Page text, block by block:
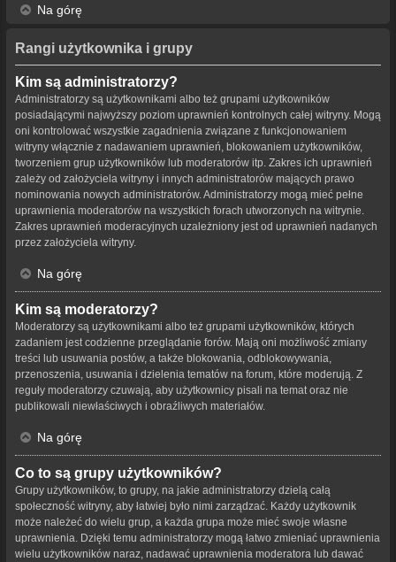
Na górę
Rangi użytkownika i grupy
Kim są administratorzy?
Administratorzy są użytkownikami albo też grupami użytkowników
posiadającymi najwyższy poziom uprawnień kontrolnych całej witryny. Mogą
oni kontrolować wszystkie zagadnienia związane z funkcjonowaniem
witryny włącznie z nadawaniem uprawnień, blokowaniem użytkowników,
tworzeniem grup użytkowników lub moderatorów itp. Zakres ich uprawnień
zależy od założyciela witryny i innych administratorów mających prawo
nominowania nowych administratorów. Administratorzy mogą mieć pełne
uprawnienia moderatorów na wszystkich forach utworzonych na witrynie.
Zakres uprawnień moderacyjnych uzależniony jest od uprawnień nadanych
przez założyciela witryny.
Na górę
Kim są moderatorzy?
Moderatorzy są użytkownikami albo też grupami użytkowników, których
zadaniem jest codzienne przeglądanie forów. Mają oni możliwość zmiany
treści lub usuwania postów, a także blokowania, odblokowywania,
przenoszenia, usuwania i dzielenia tematów na forum, które moderują. Z
reguły moderatorzy czuwają, aby użytkownicy pisali na temat oraz nie
publikowali niewłaściwych i obraźliwych materiałów.
Na górę
Co to są grupy użytkowników?
Grupy użytkowników, to grupy, na jakie administratorzy dzielą całą
społeczność witryny, aby łatwiej było nimi zarządzać. Każdy użytkownik
może należeć do wielu grup, a każda grupa może mieć swoje własne
uprawnienia. Dzięki temu administratorzy mogą łatwo zmieniać uprawnienia
wielu użytkowników naraz, nadawać uprawnienia moderatora lub dawać